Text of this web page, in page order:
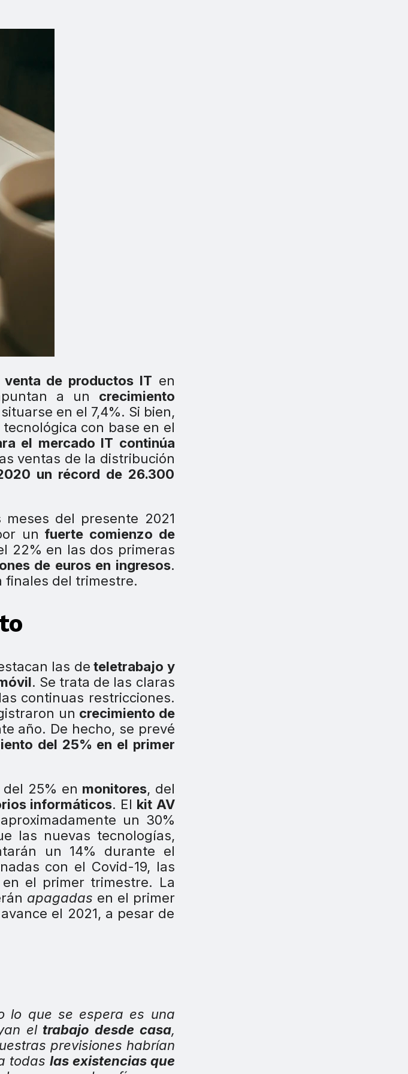
venta de productos IT en
a un crecimiento
en el 7,4%. Si bien,
con base en el
el mercado IT continúa
ventas de la distribución
un récord de 26.300
del presente 2021
un fuerte comienzo de
22% en las dos primeras
de euros en ingresos.
finales del trimestre.
las de teletrabajo y
. Se trata de las claras
continuas restricciones.
un crecimiento de
año. De hecho, se prevé
del 25% en el primer
25% en monitores, del
informáticos. El kit AV
un 30%
las nuevas tecnologías,
un 14% durante el
con el Covid-19, las
el primer trimestre. La
apagadas en el primer
el 2021, a pesar de
lo que se espera es una
eltrabajo desde casa,
previsiones habrían
todas las existencias que